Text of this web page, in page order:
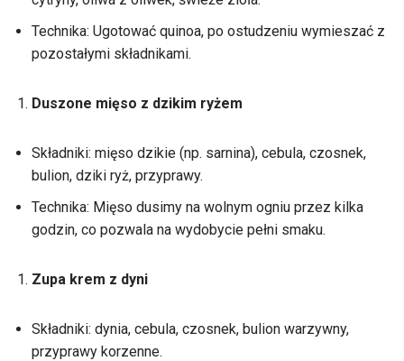
Technika: Ugotować quinoa, po ostudzeniu wymieszać z
pozostałymi składnikami.
Duszone mięso z dzikim ryżem
Składniki: mięso dzikie (np. sarnina), cebula, czosnek,
bulion, dziki ryż, przyprawy.
Technika: Mięso dusimy na wolnym ogniu przez kilka
godzin, co pozwala na wydobycie pełni smaku.
Zupa krem z dyni
Składniki: dynia, cebula, czosnek, bulion warzywny,
przyprawy korzenne.